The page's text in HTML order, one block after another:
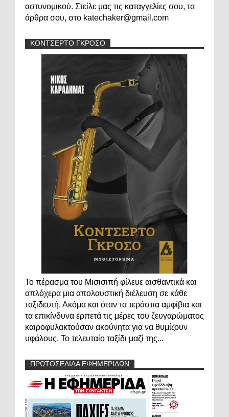
αστυνομικού. Στείλε μας τις καταγγελίες σου, τα
άρθρα σου, στο katechaker@gmail.com
ΚΟΝΤΣΕΡΤΟ ΓΚΡΟΣΟ
Το πέρασμα του Μισισιπή φίλευε αισθαντικά και
απλόχερα μια απολαυστική διέλευση σε κάθε
ταξιδευτή. Ακόμα και όταν τα τεράστια αμφίβια και
τα επικίνδυνα ερπετά τις μέρες του ζευγαρώματος
καιροφυλακτούσαν ακούνητα για να θυμίζουν
υφάλους. Το τελευταίο ταξίδι μαζί της...
ΠΡΩΤΟΣΕΛΙΔΑ ΕΦΗΜΕΡΙΔΩΝ